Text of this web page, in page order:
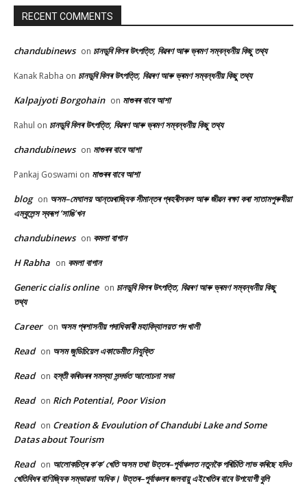
RECENT COMMENTS
chandubinews on চানডুবি বিলৰ উৎপত্তি, বিৱৰণ আৰু ভ্ৰমণ সম্বন্ধনীয় কিছু তথ্য
Kanak Rabha on চানডুবি বিলৰ উৎপত্তি, বিৱৰণ আৰু ভ্ৰমণ সম্বন্ধনীয় কিছু তথ্য
Kalpajyoti Borgohain on মাগুৰৰ বাবে আশা
Rahul on চানডুবি বিলৰ উৎপত্তি, বিৱৰণ আৰু ভ্ৰমণ সম্বন্ধনীয় কিছু তথ্য
chandubinews on মাগুৰৰ বাবে আশা
Pankaj Goswami on মাগুৰৰ বাবে আশা
blog on অসম–মেঘালয় আন্তঃৰাজ্যিক সীমান্তৰ প্ৰহৰীসকল আৰু জীৱন ৰক্ষা কৰা সাতামপুৰুষীয়া
এম্বুলেন্স স্বৰূপ ‘সাঙি’খন
chandubinews on কমলা বাগান
H Rabha on কমলা বাগান
Generic cialis online on চানডুবি বিলৰ উৎপত্তি, বিৱৰণ আৰু ভ্ৰমণ সম্বন্ধনীয় কিছু
তথ্য
Career on অসম প্ৰশাসনীয় পদাধিকাৰী মহাবিদ্যালয়ত পদ খালী
Read on অসম জুডিচিয়েল একাডেমীত নিযুক্তি
Read on হস্তী কৰিডৰৰ সমস্যা সন্দৰ্ভত আলোচনা সভা
Read on Rich Potential, Poor Vision
Read on Creation & Evoulution of Chandubi Lake and Some
Datas about Tourism
Read on আলোকচিত্ৰ ক’ক’ খেতি অসম তথা উত্তৰ–পূৰ্বাঞ্চলত নতুনকৈ পৰিচিতি লাভ কৰিছে যদিও
খেতিবিধৰ বাণিজ্যিক সম্ভাৱনা অধিক। উত্তৰ–পূৰ্বাঞ্চলৰ জলবায়ু এইখেতিৰ বাবে উপযোগী বুলি